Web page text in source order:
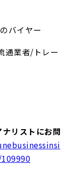
バイヤー
通業者/トレー
リストにお問